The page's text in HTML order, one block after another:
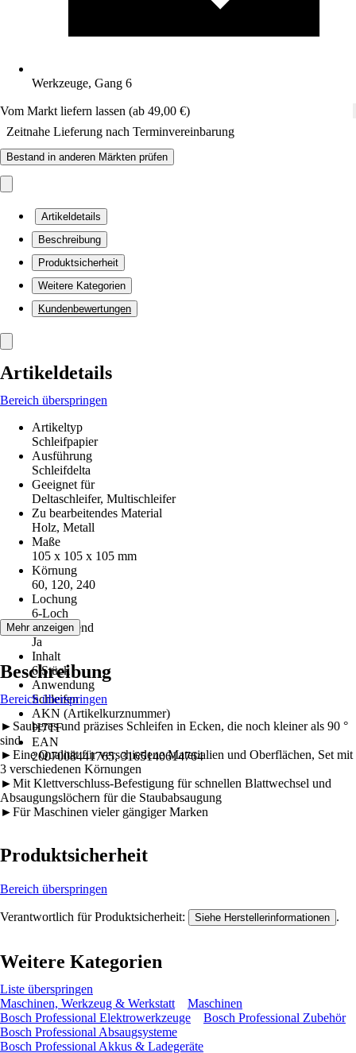
Werkzeuge, Gang 6
Vom Markt liefern lassen (ab 49,00 €)
Zeitnahe Lieferung nach Terminvereinbarung
Bestand in anderen Märkten prüfen
Artikeldetails
Beschreibung
Produktsicherheit
Weitere Kategorien
Kundenbewertungen
Artikeldetails
Bereich überspringen
Artikeltyp
Schleifpapier
Ausführung
Schleifdelta
Geeignet für
Deltaschleifer, Multischleifer
Zu bearbeitendes Material
Holz, Metall
Maße
105 x 105 x 105 mm
Körnung
60, 120, 240
Lochung
6-Loch
Kletthaftend
Ja
Inhalt
6 Stück
Anwendung
Schleifen
AKN (Artikelkurznummer)
H7TF
EAN
2007008441765, 3165140614764
Mehr anzeigen
Beschreibung
Bereich überspringen
►Sauberes und präzises Schleifen in Ecken, die noch kleiner als 90 °
sind
►Eine Qualität für verschiedene Materialien und Oberflächen, Set mit
3 verschiedenen Körnungen
►Mit Klettverschluss-Befestigung für schnellen Blattwechsel und
Absaugungslöchern für die Staubabsaugung
►Für Maschinen vieler gängiger Marken
Produktsicherheit
Bereich überspringen
Verantwortlich für Produktsicherheit: Siehe Herstellerinformationen .
Weitere Kategorien
Liste überspringen
Maschinen, Werkzeug & Werkstatt
Maschinen
Bosch Professional Elektrowerkzeuge
Bosch Professional Zubehör
Bosch Professional Absaugsysteme
Bosch Professional Akkus & Ladegeräte